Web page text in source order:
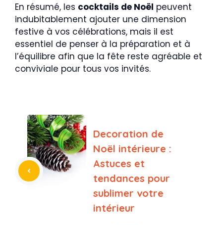
En résumé, les cocktails de Noël peuvent
indubitablement ajouter une dimension
festive à vos célébrations, mais il est
essentiel de penser à la préparation et à
l’équilibre afin que la fête reste agréable et
conviviale pour tous vos invités.
Decoration de
Noël intérieure :
Astuces et
tendances pour
sublimer votre
intérieur